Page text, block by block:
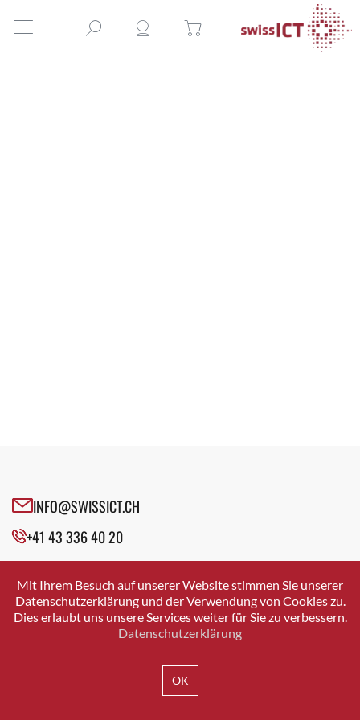
INFO@SWISSICT.CH
+41 43 336 40 20
SWISSICT
VULKANSTRASSE 120
8048 ZURICH
Mit Ihrem Besuch auf unserer Website stimmen Sie unserer
Datenschutzerklärung und der Verwendung von Cookies zu.
Dies erlaubt uns unsere Services weiter für Sie zu verbessern.
Datenschutzerklärung
OK